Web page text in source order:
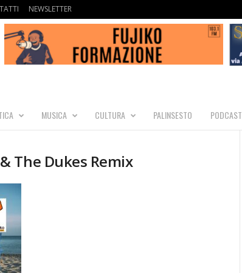
NEWSLETTER
MUSICA CULTURA PALINSESTO PODCAST
The Dukes Remix